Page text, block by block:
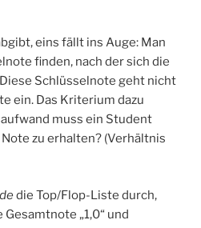
eins fällt ins Auge: Man
finden, nach der sich die
Schlüsselnote geht nicht
ein. Das Kriterium dazu
muss ein Student
zu erhalten? (Verhältnis
die Top/Flop-Liste durch,
„1,0“ und